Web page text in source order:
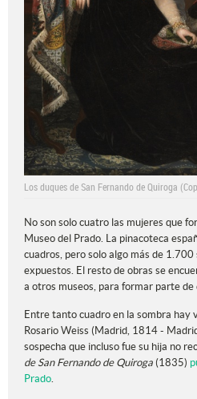
Los duques de San Fernando de Quiroga
No son solo cuatro las mujeres que
Museo del Prado. La pinacoteca
cuadros, pero solo algo más de
expuestos. El resto de obras se
a otros museos, para formar parte
Entre tanto cuadro en la sombra hay
Rosario Weiss (Madrid, 1814 -
sospecha que incluso fue su hija no
de San Fernando de Quiroga (1835)
Prado.